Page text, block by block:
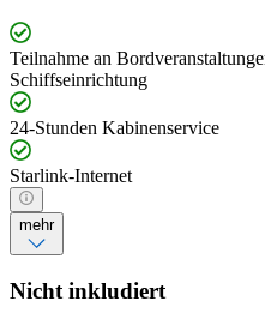
Teilnahme an
Schiffseinrichtung
24-Stunden Kabinenservice
Starlink-Internet
mehr
Nicht inkludiert